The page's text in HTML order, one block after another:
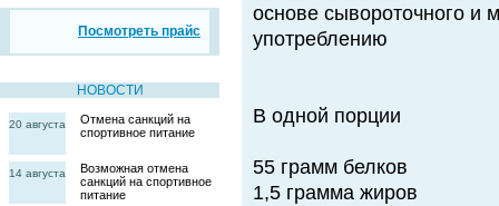
Посмотреть прайс
НОВОСТИ
20 августа
Отмена санкций на
спортивное питание
14 августа
Возможная отмена
санкций на спортивное
питание
основе сывороточного и
употреблению
В одной порции
55 грамм белков
1,5 грамма жиров